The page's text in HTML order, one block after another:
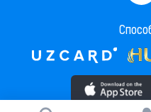
Скачать